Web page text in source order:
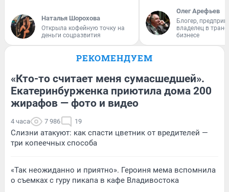
Наталья Шорохова
Открыла кофейную точку на
деньги соцразвития
Олег Арефьев
Блогер,
владелец в
бизнесе
РЕКОМЕНДУЕМ
«Кто-то считает меня сумасшедшей».
Екатеринбурженка приютила дома 200
жирафов — фото и видео
4 часа 7 986 19
Слизни атакуют: как спасти цветник от вредителей —
три копеечных способа
«Так неожиданно и приятно». Героиня мема вспомнила
о съемках с гуру пикапа в кафе Владивостока